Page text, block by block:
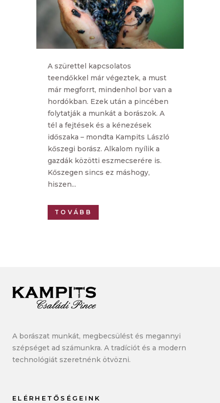
A szürettel kapcsolatos
teendőkkel már végeztek, a must
már megforrt, mindenhol bor van a
hordókban. Ezek után a pincében
folytatják a munkát a borászok. A
tél a fejtések és a kénezések
időszaka – mondta Kampits László
kőszegi borász. Alkalom nyílik a
gazdák közötti eszmecserére is.
Kőszegen sincs ez máshogy,
hiszen...
TOVÁBB
A borászat munkát, megbecsülést és megannyi
szépséget ad számunkra. A tradíciót és a modern
technológiát szeretnénk ötvözni.
ELÉRHETŐSÉGEINK